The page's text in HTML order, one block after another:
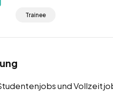
Trainee
und